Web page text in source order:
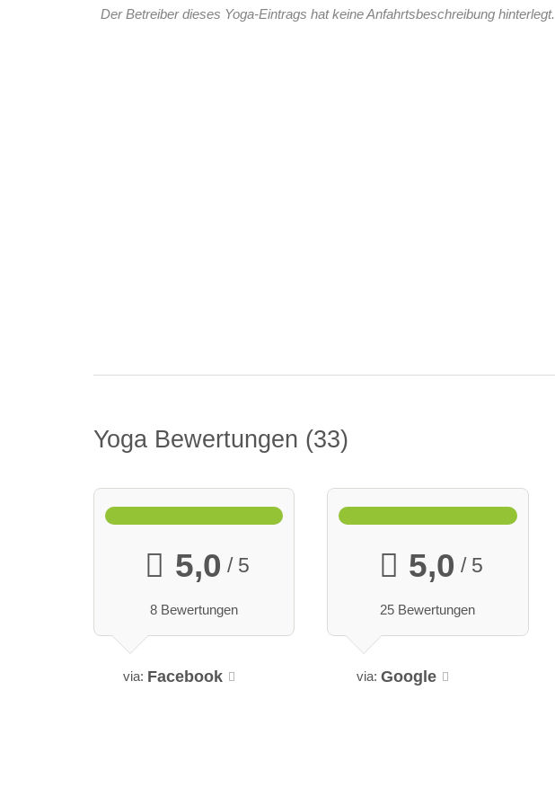
Der Betreiber dieses Yoga-Eintrags hat keine Anfahrtsbeschreibung hinterlegt.
Yoga Bewertungen 33
5,0 / 5
8 Bewertungen
via: Facebook
5,0 / 5
25 Bewertungen
via: Google